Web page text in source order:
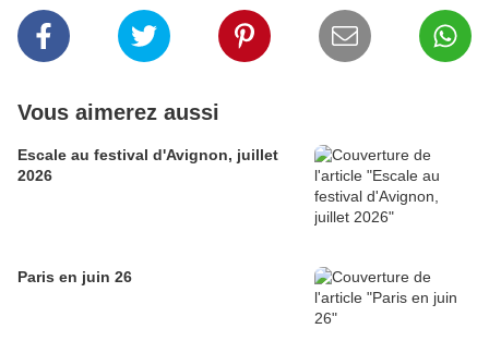
Vous aimerez aussi
Escale au festival d'Avignon, juillet
2026
Paris en juin 26